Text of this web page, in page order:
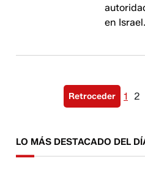
en Israel.
Retroceder 1 2
LO MÁS DESTACADO DEL